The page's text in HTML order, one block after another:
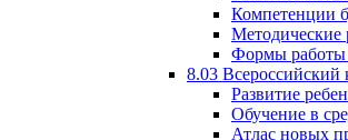
Компетенции
Методические
Формы работы
8.03 Всероссийский
Развитие
Обучение в
Атлас новых